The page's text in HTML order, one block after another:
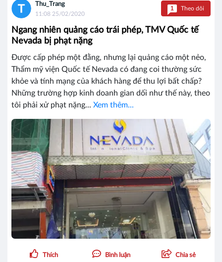
Thu_Trang
11:08 25/02/2020
1 Theo dõi
Ngang nhiên quảng cáo trái phép, TMV Quốc tế
Nevada bị phạt nặng
Được cấp phép một đằng, nhưng lại quảng cáo một nẻo,
Thẩm mỹ viện Quốc tế Nevada có đang coi thường sức
khỏe và tính mạng của khách hàng để thu lợi bất chấp?
Những trường hợp kinh doanh gian dối như thế này, theo
tôi phải xử phạt nặng... Xem thêm...
Thích Bình luận Chia sẻ